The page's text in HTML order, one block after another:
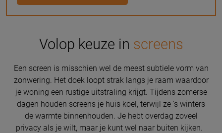
Volop keuze in screens
Een screen is misschien wel de meest subtiele vorm van
zonwering. Het doek loopt strak langs je raam waardoor
je woning een rustige uitstraling krijgt. Tijdens zomerse
dagen houden screens je huis koel, terwijl ze 's winters
de warmte binnenhouden. Je hebt overdag zoveel
privacy als je wilt, maar je kunt wel naar buiten kijken.